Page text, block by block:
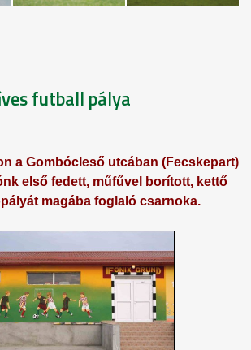
futball pálya
a Gombócleső utcában (Fecskepart)
első fedett, műfűvel borított, kettő
magába foglaló csarnoka.